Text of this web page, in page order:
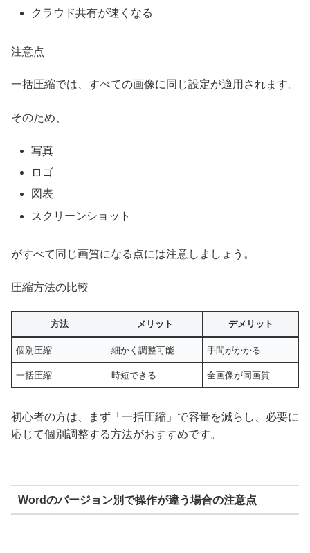
クラウド共有が速くなる
注意点
一括圧縮では、すべての画像に同じ設定が適用されます。
そのため、
写真
ロゴ
図表
スクリーンショット
がすべて同じ画質になる点には注意しましょう。
圧縮方法の比較
方法 メリット デメリット
個別圧縮 細かく調整可能 手間がかかる
一括圧縮 時短できる 全画像が同画質
初心者の方は、まず「一括圧縮」で容量を減らし、必要に
応じて個別調整する方法がおすすめです。
Wordのバージョン別で操作が違う場合の注意点